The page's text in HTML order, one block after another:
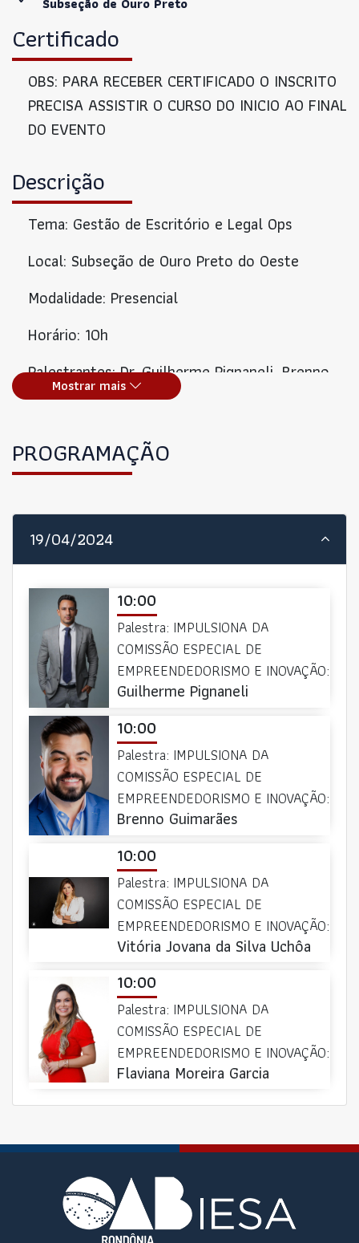
Certificado
OBS: PARA RECEBER CERTIFICADO O INSCRITO
PRECISA ASSISTIR O CURSO DO INICIO AO FINAL
DO EVENTO
Descrição
Tema: Gestão de Escritório e Legal Ops
Local: Subseção de Ouro Preto do Oeste
Modalidade: Presencial
Horário: 10h
Palestrantes: Dr. Guilherme Pignaneli, Brenno
Guimaraes, Drª Vitória Jeovana e Flaviana
Mostrar mais
PROGRAMAÇÃO
19/04/2024
10:00
Palestra: IMPULSIONA DA
COMISSÃO ESPECIAL DE
EMPREENDEDORISMO E INOVAÇÃO:
Guilherme Pignaneli
10:00
Palestra: IMPULSIONA DA
COMISSÃO ESPECIAL DE
EMPREENDEDORISMO E INOVAÇÃO:
Brenno Guimarães
10:00
Palestra: IMPULSIONA DA
COMISSÃO ESPECIAL DE
EMPREENDEDORISMO E INOVAÇÃO:
Vitória Jovana da Silva Uchôa
10:00
Palestra: IMPULSIONA DA
COMISSÃO ESPECIAL DE
EMPREENDEDORISMO E INOVAÇÃO:
Flaviana Moreira Garcia